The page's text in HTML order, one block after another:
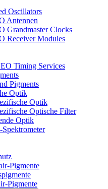
Oscillators
Antennen
Grandmaster Clocks
Receiver Modules
Timing Services
Pigments
Optik
Optik
Optische Filter
Optik
Pigmente
Pigmente